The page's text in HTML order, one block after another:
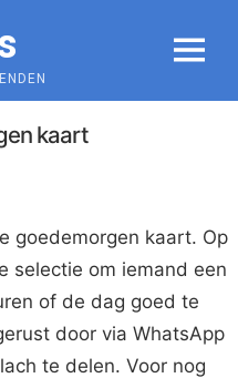
MENU
kaart
goedemorgen kaart. Op
selectie om iemand een
of de dag goed te
door via WhatsApp
te delen. Voor nog